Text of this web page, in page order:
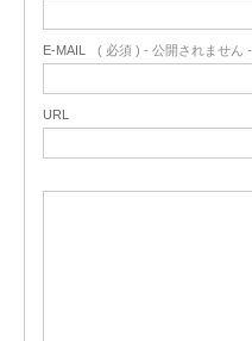
E-MAIL ( 必須 ) - 公開されません -
URL